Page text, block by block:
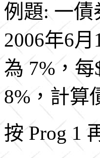
例題: 一債
2006年6
為 7%，
8%，計算
按 Prog 1